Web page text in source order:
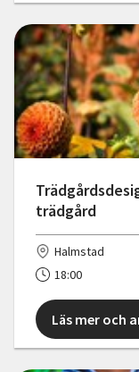
trädgård
Halmstad
18:00
Läs mer och